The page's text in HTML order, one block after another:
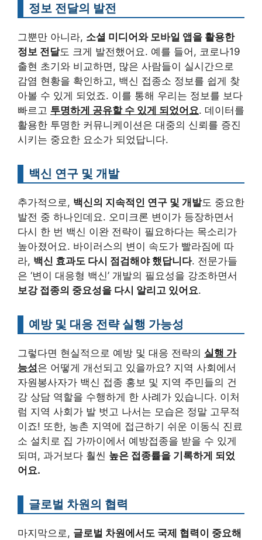
정보 전달의 발전
그뿐만 아니라, 소셜 미디어와 모바일 앱을 활용한
정보 전달도 크게 발전했어요. 예를 들어, 코로나19
출현 초기와 비교하면, 많은 사람들이 실시간으로
감염 현황을 확인하고, 백신 접종소 정보를 쉽게 찾
아볼 수 있게 되었죠. 이를 통해 우리는 정보를 보다
빠르고 투명하게 공유할 수 있게 되었어요. 데이터를
활용한 투명한 커뮤니케이션은 대중의 신뢰를 증진
시키는 중요한 요소가 되었답니다.
백신 연구 및 개발
추가적으로, 백신의 지속적인 연구 및 개발도 중요한
발전 중 하나인데요. 오미크론 변이가 등장하면서
다시 한 번 백신 이완 전략이 필요하다는 목소리가
높아졌어요. 바이러스의 변이 속도가 빨라짐에 따
라, 백신 효과도 다시 점검해야 했답니다. 전문가들
은 ‘변이 대응형 백신’ 개발의 필요성을 강조하면서
보강 접종의 중요성을 다시 알리고 있어요.
예방 및 대응 전략 실행 가능성
그렇다면 현실적으로 예방 및 대응 전략의 실행 가
능성은 어떻게 개선되고 있을까요? 지역 사회에서
자원봉사자가 백신 접종 홍보 및 지역 주민들의 건
강 상담 역할을 수행하게 한 사례가 있습니다. 이처
럼 지역 사회가 발 벗고 나서는 모습은 정말 고무적
이죠! 또한, 농촌 지역에 접근하기 쉬운 이동식 진료
소 설치로 집 가까이에서 예방접종을 받을 수 있게
되며, 과거보다 훨씬 높은 접종률을 기록하게 되었
어요.
글로벌 차원의 협력
마지막으로, 글로벌 차원에서도 국제 협력이 중요해